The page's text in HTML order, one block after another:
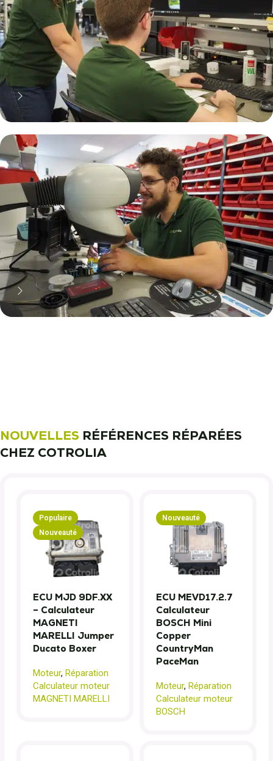
70% moins cher qu'une pièce
neuve... mais pas que !
Pourquoi réparer ?
NOUVELLES RÉFÉRENCES RÉPARÉES
CHEZ COTROLIA
Populaire
Nouveauté
ECU MJD 9DF.XX
– Calculateur
MAGNETI
MARELLI Jumper
Ducato Boxer
Moteur, Réparation
Calculateur moteur
MAGNETI MARELLI
Nouveauté
ECU MEVD17.2.7
Calculateur
BOSCH Mini
Copper
CountryMan
PaceMan
Moteur, Réparation
Calculateur moteur
BOSCH